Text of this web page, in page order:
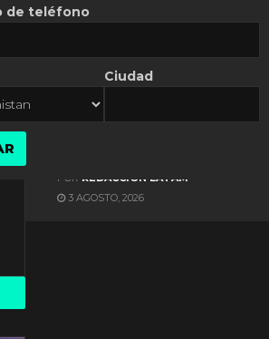
ES NOTICIA
POR REDACCIÓN LATAM
3 AGOSTO, 2026
de teléfono
Ciudad